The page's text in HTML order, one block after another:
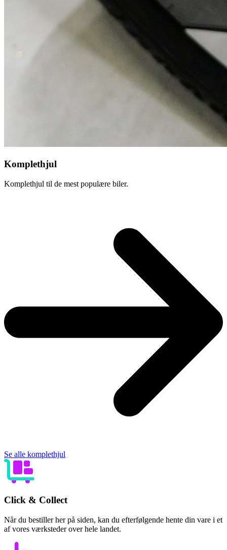
Komplethjul
Komplethjul til de mest populære biler.
Se alle komplethjul
Click & Collect
Når du bestiller her på siden, kan du efterfølgende hente din vare i et
af vores værksteder over hele landet.